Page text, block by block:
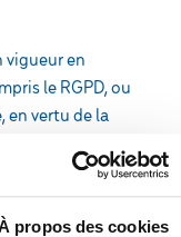
propos des cookies
vigueur en
le RGPD, ou
en vertu de la
droit de savoir